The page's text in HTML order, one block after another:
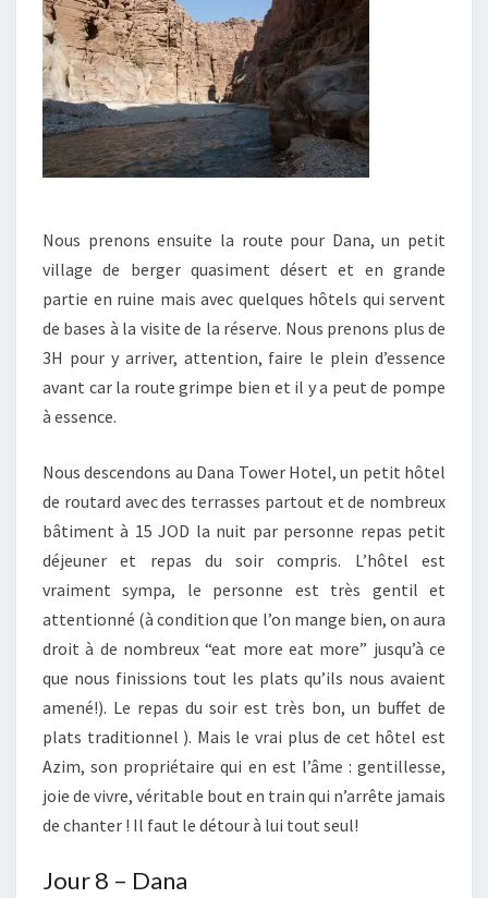
Nous prenons ensuite la route pour Dana, un petit
village de berger quasiment désert et en grande
partie en ruine mais avec quelques hôtels qui servent
de bases à la visite de la réserve. Nous prenons plus de
3H pour y arriver, attention, faire le plein d’essence
avant car la route grimpe bien et il y a peut de pompe
à essence.
Nous descendons au Dana Tower Hotel, un petit hôtel
de routard avec des terrasses partout et de nombreux
bâtiment à 15 JOD la nuit par personne repas petit
déjeuner et repas du soir compris. L’hôtel est
vraiment sympa, le personne est très gentil et
attentionné (à condition que l’on mange bien, on aura
droit à de nombreux “eat more eat more” jusqu’à ce
que nous finissions tout les plats qu’ils nous avaient
amené!). Le repas du soir est très bon, un buffet de
plats traditionnel ). Mais le vrai plus de cet hôtel est
Azim, son propriétaire qui en est l’âme : gentillesse,
joie de vivre, véritable bout en train qui n’arrête jamais
de chanter ! Il faut le détour à lui tout seul!
Jour 8 – Dana